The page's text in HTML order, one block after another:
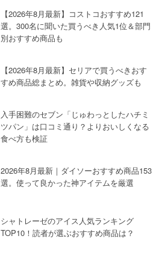
【2026年8月最新】コストコおすすめ121
選。300名に聞いた買うべき人気1位＆部門
別おすすめ商品も
【2026年8月最新】セリアで買うべきおす
すめ商品総まとめ。雑貨や収納グッズも
入手困難のセブン「じゅわっとしたハチミ
ツパン」は口コミ通り？よりおいしくなる
食べ方も検証
2026年8月最新｜ダイソーおすすめ商品153
選。使って良かった神アイテムを厳選
シャトレーゼのアイス人気ランキング
TOP10！読者が選ぶおすすめ商品は？